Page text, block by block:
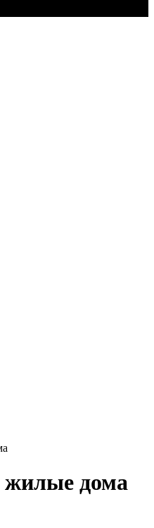
дома